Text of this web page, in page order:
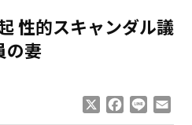
性的スキャンダル議
の妻
Facebook
Line